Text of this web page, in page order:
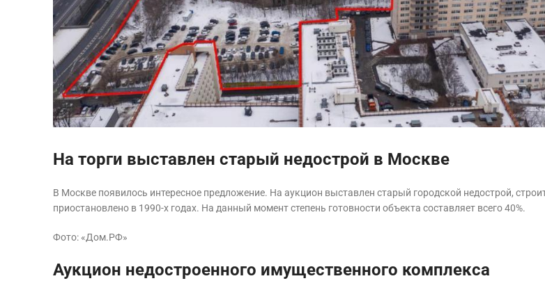
На торги выставлен старый недострой в Москве
В Москве появилось интересное предложение. На аукцион выставлен старый городской недострой,
приостановлено в 1990-х годах. На данный момент степень готовности объекта составляет всего 40%.
Фото: «Дом.РФ»
Аукцион недостроенного имущественного комплекса